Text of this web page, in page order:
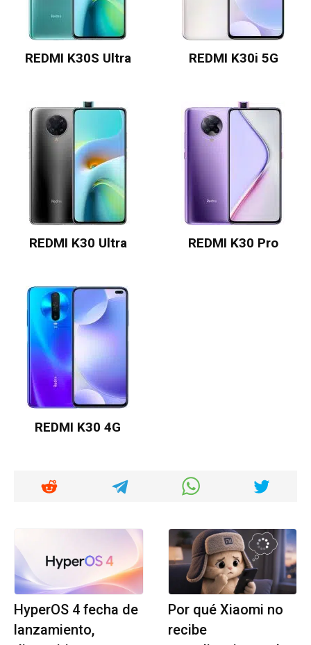
REDMI K30S Ultra REDMI K30i 5G
REDMI K30 Ultra REDMI K30 Pro
REDMI K30 4G
HyperOS 4 fecha de
lanzamiento,
Por qué Xiaomi no
recibe